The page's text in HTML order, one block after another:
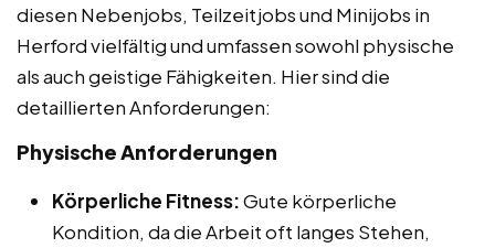
diesen Nebenjobs, Teilzeitjobs und Minijobs in
Herford vielfältig und umfassen sowohl physische
als auch geistige Fähigkeiten. Hier sind die
detaillierten Anforderungen:
Physische Anforderungen
Körperliche Fitness:Gute körperliche
Kondition, da die Arbeit oft langes Stehen,